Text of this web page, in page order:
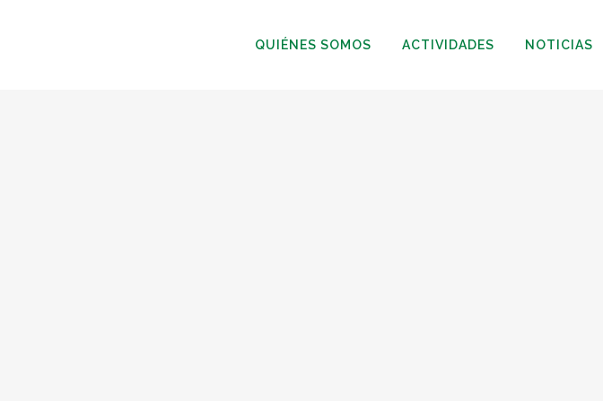
QUIÉNES SOMOS ACTIVIDADES NOTICIAS